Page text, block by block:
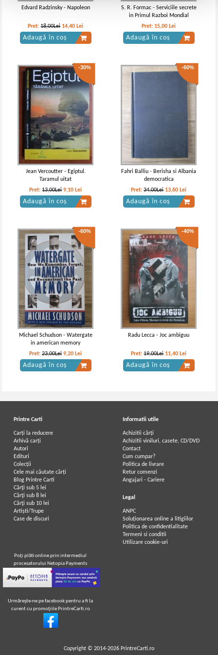
Edvard Radzinsky - Napoleon
Pret:18,00Lei 14,40 Lei
Adaugă în coș
S. R. Formac - Serviciile secrete
in Primul Razboi Mondial
Pret: 15,00 Lei
Adaugă în coș
-30%
Jean Vercoutter - Egiptul.
Taramul uitat
Pret:13,00Lei 9,10 Lei
Adaugă în coș
-60%
Fahri Balliu - Berisha si Albania
democratica
Pret:34,00Lei 13,60 Lei
Adaugă în coș
-60%
Michael Schudson - Watergate
in american memory
Pret:23,00Lei 9,20 Lei
Adaugă în coș
-40%
Radu Lecca - Joc ambiguu
Pret:19,00Lei 11,40 Lei
Adaugă în coș
Printre Carti
Carți la reducere
Arhivă carți
Autori
Edituri
Colecții
Cele mai căutate cărți
Blog Printre Carti
Cărţi sub 5 lei
Cărţi sub 8 lei
Cărţi sub 10 lei
Artiști/Trupe
Case de discuri
Informatii utile
Achizitii cărți
Achizitii viniluri, casete, CD/DVD
Contact
Cum cumpar?
Politica de livrare
Retur comenzi
Angajari - Cariere
Legal
ANPC
Soluționarea online a litigiilor
Politica de confidentialitate
Termeni si conditii
Utilizare cookie-uri
Poţi plăti online prin intermediul
procesatorului Netopia Payments
Urmăreşte-ne pe facebook pentru a fi la
curent cu promoţiile PrintreCarti.ro
Copyright © 2014-2026 PrintreCarti.ro